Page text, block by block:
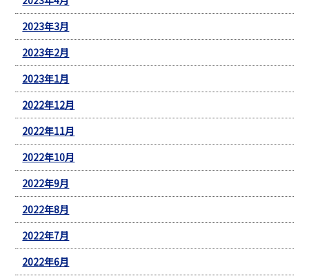
2023年3月
2023年2月
2023年1月
2022年12月
2022年11月
2022年10月
2022年9月
2022年8月
2022年7月
2022年6月